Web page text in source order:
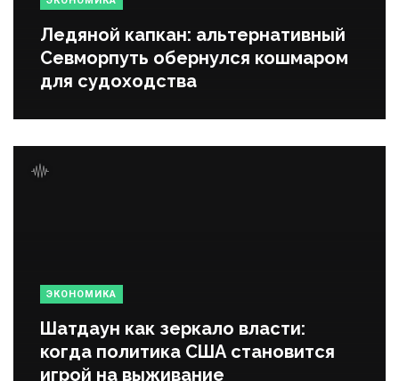
Ледяной капкан: альтернативный
Севморпуть обернулся кошмаром
для судоходства
ЭКОНОМИКА
Шатдаун как зеркало власти:
когда политика США становится
игрой на выживание